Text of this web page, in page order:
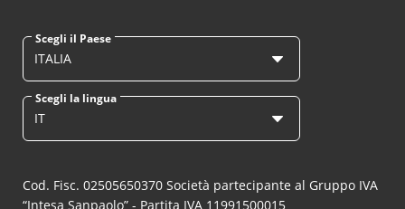
Scegli il Paese
ITALIA
Scegli la lingua
IT
Cod. Fisc. 02505650370 Società partecipante al Gruppo IVA
“Intesa Sanpaolo” - Partita IVA 11991500015